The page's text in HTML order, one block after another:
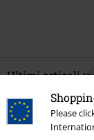
Please
Ultimi articoli